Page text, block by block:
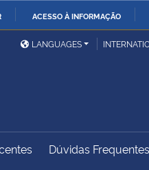
ACESSO À INFORMAÇÃO
das Relações
ExterioresLANGUAGES
Dúvidas Frequentes